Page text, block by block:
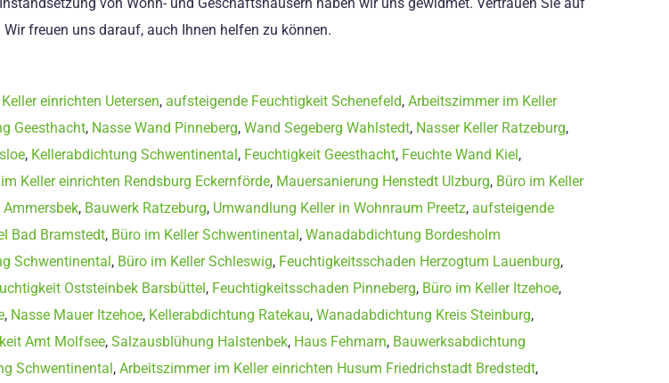
freuen uns darauf, auch Ihnen helfen zu können.
einrichten Uetersen, aufsteigende Feuchtigkeit Schenefeld, Arbeitszimmer im Keller
Geesthacht, Nasse Wand Pinneberg, Wand Segeberg Wahlstedt, Nasser Keller Ratzeburg,
, Kellerabdichtung Schwentinental, Feuchtigkeit Geesthacht, Feuchte Wand Kiel,
Keller einrichten Rendsburg Eckernförde, Mauersanierung Henstedt Ulzburg, Büro im Keller
, Bauwerk Ratzeburg, Umwandlung Keller in Wohnraum Preetz, aufsteigende
Bad Bramstedt, Büro im Keller Schwentinental, Wanadabdichtung Bordesholm
Schwentinental, Büro im Keller Schleswig, Feuchtigkeitsschaden Herzogtum Lauenburg,
Oststeinbek Barsbüttel, Feuchtigkeitsschaden Pinneberg, Büro im Keller Itzehoe,
, Nasse Mauer Itzehoe, Kellerabdichtung Ratekau, Wanadabdichtung Kreis Steinburg,
Amt Molfsee, Salzausblühung Halstenbek, Haus Fehmarn, Bauwerksabdichtung
Schwentinental, Arbeitszimmer im Keller einrichten Husum Friedrichstadt Bredstedt,